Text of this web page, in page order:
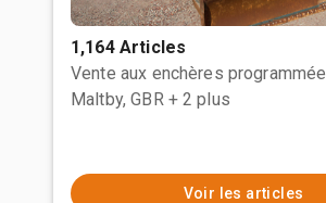
1,164 Articles
Vente aux enchères programmée
Maltby, GBR + 2 plus
Voir les articles